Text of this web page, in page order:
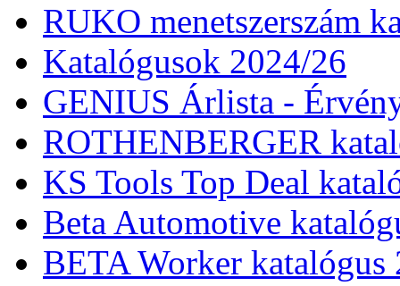
RUKO menetszerszám
Katalógusok 2024/26
GENIUS Árlista -
ROTHENBERGER
KS Tools Top Deal
Beta Automotive
BETA Worker katalógus